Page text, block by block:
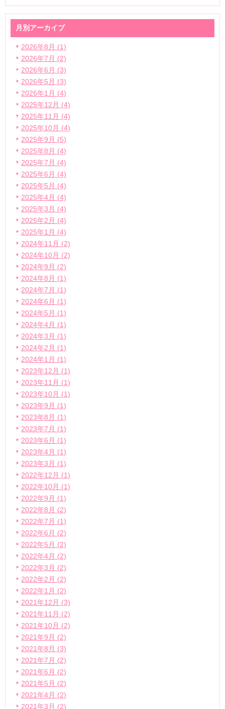
月別アーカイブ
2026年8月 (1)
2026年7月 (2)
2026年6月 (3)
2026年5月 (3)
2026年1月 (4)
2025年12月 (4)
2025年11月 (4)
2025年10月 (4)
2025年9月 (5)
2025年8月 (4)
2025年7月 (4)
2025年6月 (4)
2025年5月 (4)
2025年4月 (4)
2025年3月 (4)
2025年2月 (4)
2025年1月 (4)
2024年11月 (2)
2024年10月 (2)
2024年9月 (2)
2024年8月 (1)
2024年7月 (1)
2024年6月 (1)
2024年5月 (1)
2024年4月 (1)
2024年3月 (1)
2024年2月 (1)
2024年1月 (1)
2023年12月 (1)
2023年11月 (1)
2023年10月 (1)
2023年9月 (1)
2023年8月 (1)
2023年7月 (1)
2023年6月 (1)
2023年4月 (1)
2023年3月 (1)
2022年12月 (1)
2022年10月 (1)
2022年9月 (1)
2022年8月 (2)
2022年7月 (1)
2022年6月 (2)
2022年5月 (2)
2022年4月 (2)
2022年3月 (2)
2022年2月 (2)
2022年1月 (2)
2021年12月 (3)
2021年11月 (2)
2021年10月 (2)
2021年9月 (2)
2021年8月 (3)
2021年7月 (2)
2021年6月 (2)
2021年5月 (2)
2021年4月 (2)
2021年3月 (2)